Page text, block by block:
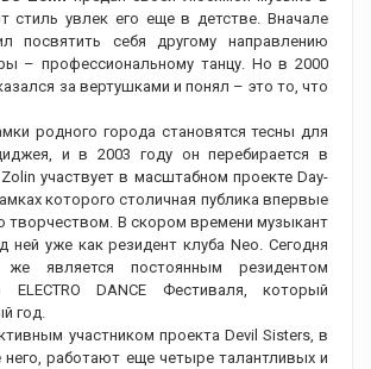
стиль увлек его еще в детстве. Вначале
посвятить себя другому направлению
– профессиональному танцу. Но в 2000
за вертушками и понял – это то, что
родного города становятся тесны для
и в 2003 году он перебирается в
участвует в масштабном проекте Day-
которого столичная публика впервые
творчеством. В скором времени музыкант
ней уже как резидент клуба Neo. Сегодня
является постоянным резидентом
ELECTRO DANCE Фестиваля, который
год.
участником проекта Devil Sisters, в
работают еще четыре талантливых и